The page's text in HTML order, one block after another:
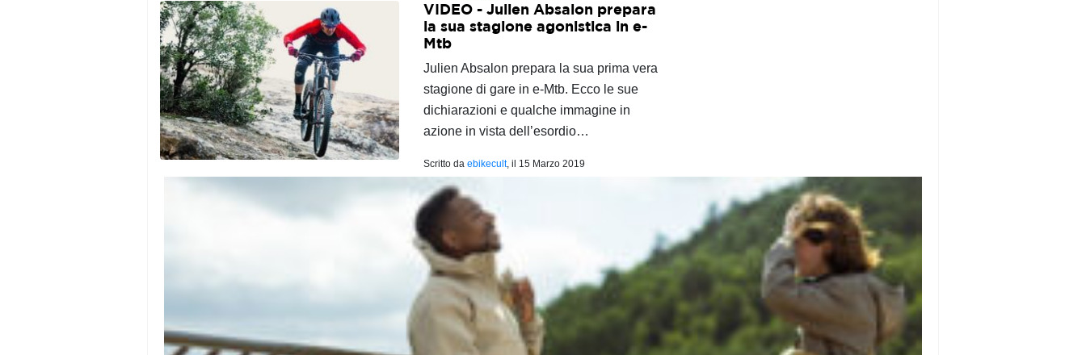
VIDEO - Julien Absalon prepara
la sua stagione agonistica in e-
Mtb
Julien Absalon prepara la sua prima vera
stagione di gare in e-Mtb. Ecco le sue
dichiarazioni e qualche immagine in
azione in vista dell’esordio…
Scritto da ebikecult, il 15 Marzo 2019